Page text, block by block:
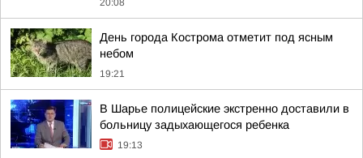
20:08
День города Кострома отметит под ясным
небом
19:21
В Шарье полицейские экстренно доставили в
больницу задыхающегося ребенка
19:13